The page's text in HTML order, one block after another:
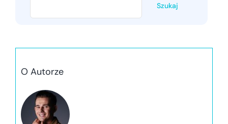
Szukaj
O Autorze